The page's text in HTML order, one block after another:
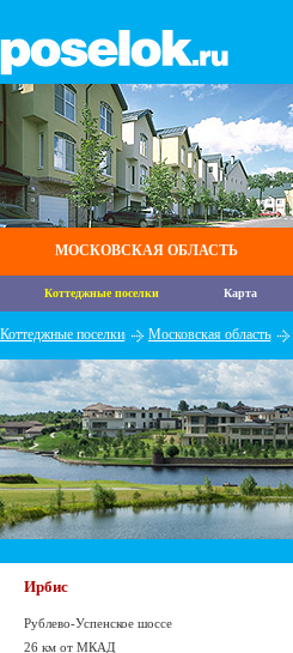
МОСКОВСКАЯ ОБЛАСТЬ
Коттеджные поселки Карта
Коттеджные поселки Московская область
Ирбис
Рублево-Успенское шоссе
26 км от МКАД